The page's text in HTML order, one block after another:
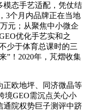
态手艺适配，凭仗结
3个月内品牌正在当地
元；从聚焦中小微企
优化手艺实和之
少于体育总课时的三
”！2020年，芃熠收集
欧地坪、同济微晶等
境GEO需沉点关心小
院权势巨子测评中跻